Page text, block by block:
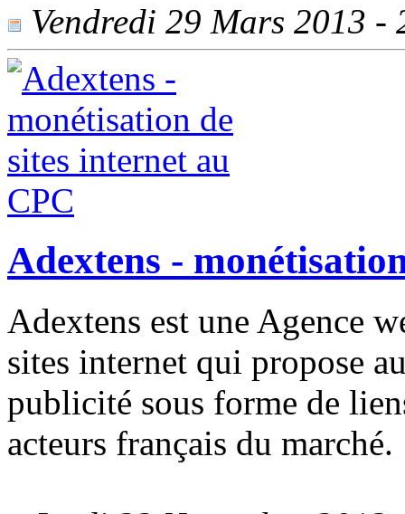
Vendredi 29 Mars 2013 -
Adextens -
Adextens est une Agence
sites internet qui propose
publicité sous forme de
acteurs français du marché.